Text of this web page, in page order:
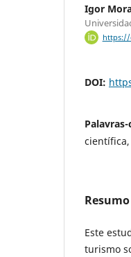
Igor
https://
DOI:
Resumo
Este
turismo